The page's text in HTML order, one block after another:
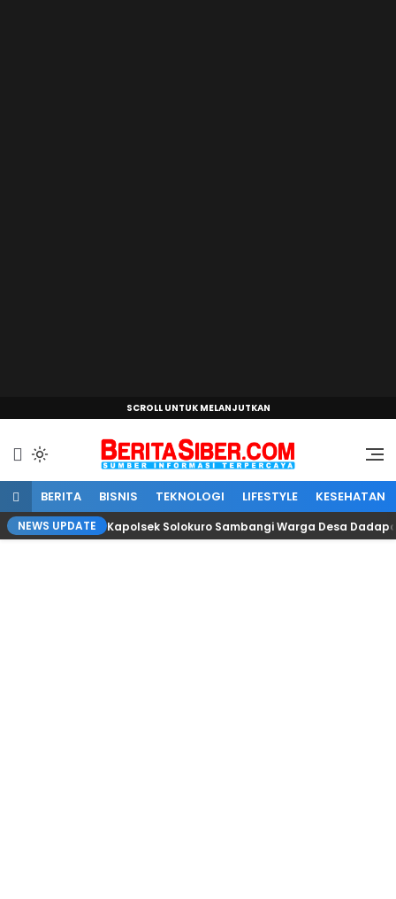
SCROLL UNTUK MELANJUTKAN
BeritaSiber.com
Sumber Informasi Terpercaya
BERITA BISNIS TEKNOLOGI LIFESTYLE KESEHATAN
NEWS UPDATE Kapolsek Solokuro Sambangi Warga Desa